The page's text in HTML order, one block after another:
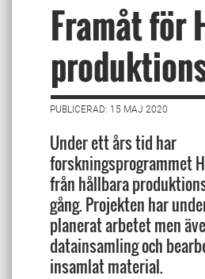
Framåt för
PUBLICERAD: 15 MAJ 2020
Under ett års tid har
forskningsprogrammet
från hållbara
gång. Projekten har
planerat arbetet men
datainsamling och
insamlat material.